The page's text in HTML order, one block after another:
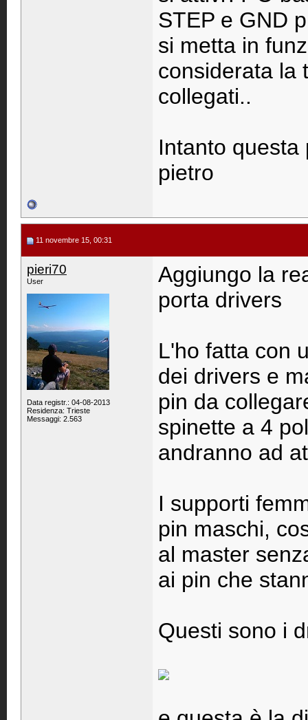
STEP e GND
si metta in
considerata la
collegati..
Intanto questa
pietro
11 novembre 15, 00:31
pieri70
User
Data registr.: 04-08-2013
Residenza: Trieste
Messaggi: 2.563
Aggiungo la
porta drivers
L'ho fatta con
dei drivers e
pin da
spinette a 4
andranno ad
I supporti
pin maschi,
al master
ai pin che
Questi sono i